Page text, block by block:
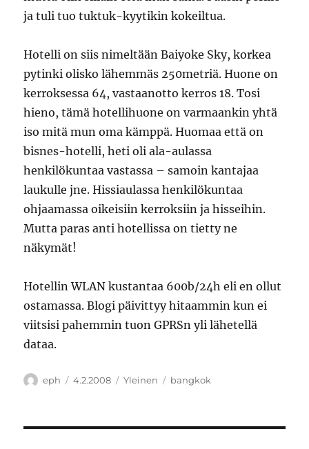
ja tuli tuo tuktuk-kyytikin kokeiltua.
Hotelli on siis nimeltään Baiyoke Sky, korkea
pytinki olisko lähemmäs 250metriä. Huone on
kerroksessa 64, vastaanotto kerros 18. Tosi
hieno, tämä hotellihuone on varmaankin yhtä
iso mitä mun oma kämppä. Huomaa että on
bisnes-hotelli, heti oli ala-aulassa
henkilökuntaa vastassa – samoin kantajaa
laukulle jne. Hissiaulassa henkilökuntaa
ohjaamassa oikeisiin kerroksiin ja hisseihin.
Mutta paras anti hotellissa on tietty ne
näkymät!
Hotellin WLAN kustantaa 600b/24h eli en ollut
ostamassa. Blogi päivittyy hitaammin kun ei
viitsisi pahemmin tuon GPRSn yli lähetellä
dataa.
Kirjoittaja
eph Julkaistu
4.2.2008 Kategoriat
Yleinen Avainsanat
bangkok